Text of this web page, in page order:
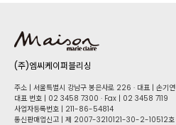
(주)엠씨케이퍼블리싱
주소 | 서울특별시 강남구 봉은사로 226 · 대표 | 손기연
대표 번호 | 02 34​58 7300 · Fax | 02 34​58 7119
사업자등록번호 | 211-86-5​4814
통신판매업신고 | 제 2007-3210121-30-2-10512호